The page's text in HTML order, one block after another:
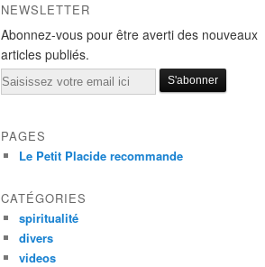
NEWSLETTER
Abonnez-vous pour être averti des nouveaux
articles publiés.
Email
PAGES
Le Petit Placide recommande
CATÉGORIES
spiritualité
divers
videos